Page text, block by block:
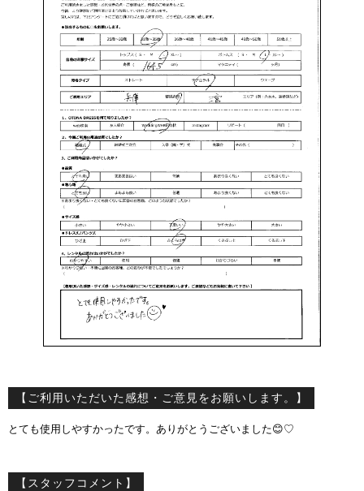
【ご利用いただいた感想・ご意見をお願いします。】
とても使用しやすかったです。ありがとうございました😊♡
【スタッフコメント】